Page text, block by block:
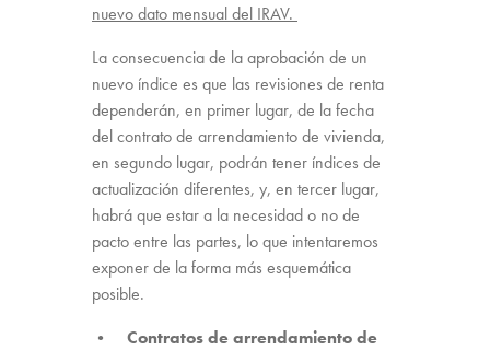
nuevo dato mensual del IRAV.
La consecuencia de la aprobación de un
nuevo índice es que las revisiones de renta
dependerán, en primer lugar, de la fecha
del contrato de arrendamiento de vivienda,
en segundo lugar, podrán tener índices de
actualización diferentes, y, en tercer lugar,
habrá que estar a la necesidad o no de
pacto entre las partes, lo que intentaremos
exponer de la forma más esquemática
posible.
• Contratos de arrendamiento de